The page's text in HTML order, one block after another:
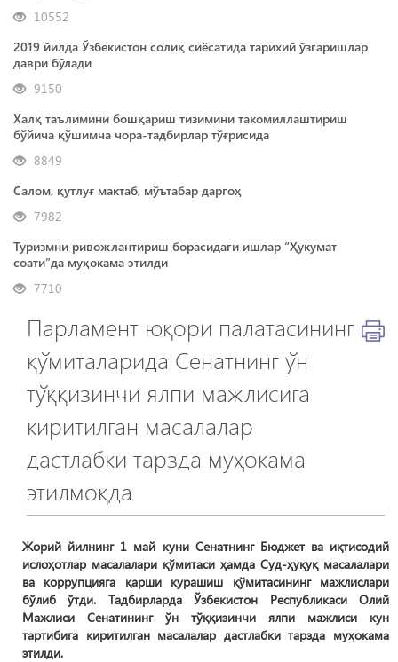
10552
2019 йилда Ўзбекистон солиқ сиёсатида тарихий ўзгаришлар
даври бўлади
9150
Халқ таълимини бошқариш тизимини такомиллаштириш
бўйича қўшимча чора-тадбирлар тўғрисида
8849
Салом, қутлуғ мактаб, мўътабар даргоҳ
7982
Туризмни ривожлантириш борасидаги ишлар “Ҳукумат
соати”да муҳокама этилди
7710
Парламент юқори палатасининг
қўмиталарида Сенатнинг ўн
тўққизинчи ялпи мажлисига
киритилган масалалар
дастлабки тарзда муҳокама
этилмоқда
Жорий йилнинг 1 май куни Сенатнинг Бюджет ва иқтисодий
ислоҳотлар масалалари қўмитаси ҳамда Суд-ҳуқуқ масалалари
ва коррупцияга қарши курашиш қўмитасининг мажлислари
бўлиб ўтди. Тадбирларда Ўзбекистон Республикаси Олий
Мажлиси Сенатининг ўн тўққизинчи ялпи мажлиси кун
тартибига киритилган масалалар дастлабки тарзда муҳокама
этилди.